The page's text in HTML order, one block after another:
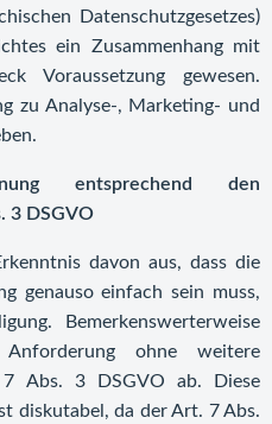
Datenschutzgesetzes)
ein Zusammenhang mit
Voraussetzung gewesen.
zu Analyse-, Marketing- und
entsprechend den
3 DSGVO
davon aus, dass die
genauso einfach sein muss,
Bemerkenswerterweise
ohne weitere
Abs. 3 DSGVO ab. Diese
diskutabel, da der Art. 7 Abs.